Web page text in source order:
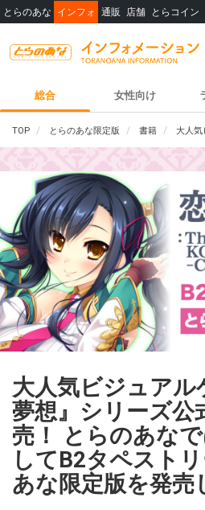
とらのあな インフォ 通販 店舗 とらコイン
総合 女性向け
TOP とらのあな限定版 書籍 大人気
大人気ビジュアル
夢想』シリーズ公
売！ とらのあな
してB2タペスト
あな限定版を発売